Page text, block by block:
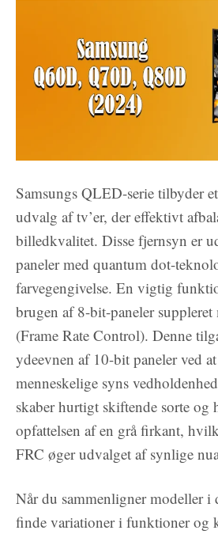
Samsungs QLED-serie tilbyder
udvalg af tv’er, der effektivt
billedkvalitet. Disse fjernsyn er
paneler med quantum dot-
farvegengivelse. En vigtig
brugen af 8-bit-paneler
(Frame Rate Control). Denne
ydeevnen af 10-bit paneler ved
menneskelige syns
skaber hurtigt skiftende sorte og
opfattelsen af en grå firkant,
FRC øger udvalget af synlige
Når du sammenligner modeller i
finde variationer i funktioner og